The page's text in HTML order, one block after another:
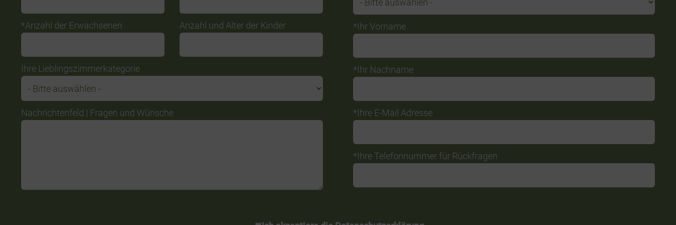
*Anzahl der Erwachsenen Anzahl und Alter der Kinder
Ihre Lieblingszimmerkategorie
Nachrichtenfeld | Fragen und Wünsche
*Ihr Vorname
*Ihr Nachname
*Ihre E-Mail Adresse
*Ihre Telefonnummer für Rückfragen